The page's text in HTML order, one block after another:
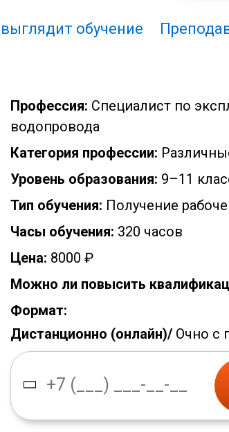
обучение
Профессия: Специалист по
водопровода
Категория профессии:
Уровень образования: 9–11
Тип обучения: Получение
Часы обучения: 320 часов
Цена: 8000 ₽
Можно ли повысить
Формат:
Дистанционно (онлайн)/ Очно с